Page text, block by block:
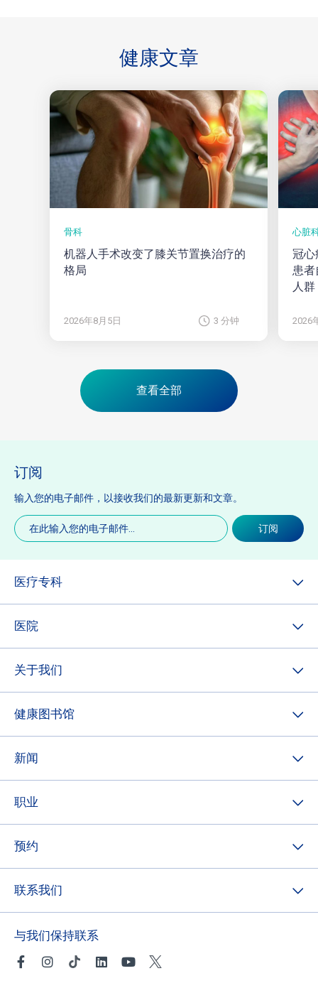
健康文章
骨科
机器人手术改变了膝关节置换治疗的
格局
2026年8月5日 3 分钟
心脏
冠心
患
人群
2026
查看全部
订阅
输入您的电子邮件，以接收我们的最新更新和文章。
电
子
邮
件
填)
订阅
医疗专科
医院
关于我们
健康图书馆
新闻
职业
预约
联系我们
与我们保持联系